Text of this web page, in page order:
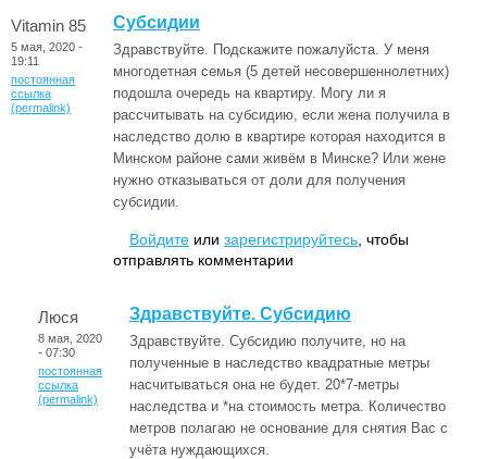
Vitamin 85
5 мая, 2020 -
19:11
постоянная
ссылка
(permalink)
Субсидии
Здравствуйте. Подскажите пожалуйста. У меня
многодетная семья (5 детей несовершеннолетних)
подошла очередь на квартиру. Могу ли я
рассчитывать на субсидию, если жена получила в
наследство долю в квартире которая находится в
Минском районе сами живём в Минске? Или жене
нужно отказываться от доли для получения
субсидии.
Войдите или зарегистрируйтесь , чтобы
отправлять комментарии
Люся
8 мая, 2020
- 07:30
постоянная
ссылка
(permalink)
Здравствуйте. Субсидию
Здравствуйте. Субсидию получите, но на
полученные в наследство квадратные метры
насчитываться она не будет. 20*7-метры
наследства и *на стоимость метра. Количество
метров полагаю не основание для снятия Вас с
учёта нуждающихся.